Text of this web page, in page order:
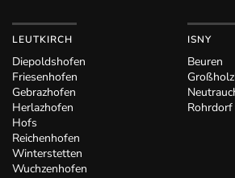
LEUTKIRCH
Diepoldshofen
Friesenhofen
Gebrazhofen
Herlazhofen
Hofs
Reichenhofen
Winterstetten
Wuchzenhofen
ISNY
Beuren
Rohrdorf